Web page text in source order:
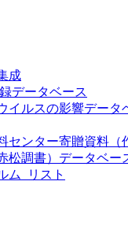
成
データベース
イルスの影響データ
ンター寄贈資料（
松調書）データベー
ム_リスト